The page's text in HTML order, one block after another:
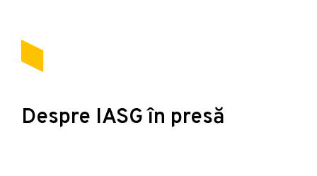
Despre IASG în presă